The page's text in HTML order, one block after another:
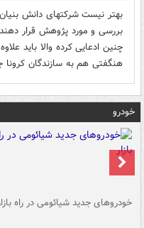
بهتر نیست شرکتهای دانش
بررسی و مورد پژوهش قرار
چنین ادعایی کرده والا باید
هنگفتی هم به سازندگان کرونا
خودرو
خودروهای جدید شیائومی در راه